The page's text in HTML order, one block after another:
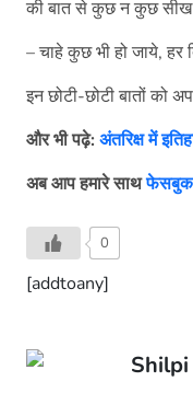
की बात से कुछ न कुछ
– चाहे कुछ भी हो जाये,
इन छोटी-छोटी बातों
और भी पढ़े: अंतरिक्ष में
अब आप हमारे साथफेसबुक
0
[addtoany]